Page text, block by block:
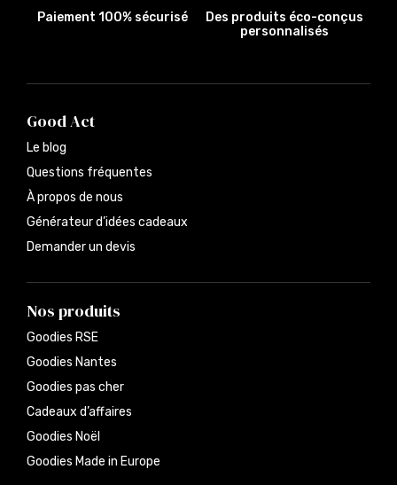
Paiement 100% sécurisé
Des produits éco-conçus
personnalisés
Good Act
Le blog
Questions fréquentes
À propos de nous
Générateur d’idées cadeaux
Demander un devis
Nos produits
Goodies RSE
Goodies Nantes
Goodies pas cher
Cadeaux d’affaires
Goodies Noël
Goodies Made in Europe